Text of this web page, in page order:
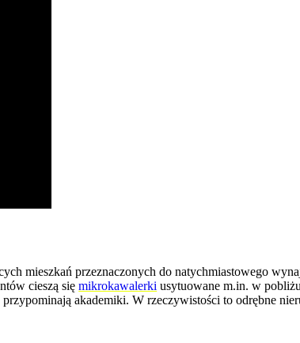
mieszkań przeznaczonych do natychmiastowego
cieszą sięmikrokawalerki usytuowane m.in. w
akademiki. W rzeczywistości to odrębne